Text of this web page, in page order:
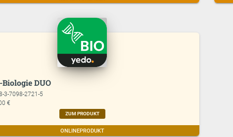
Biologie DUO
3-7098-2721-5
€
ZUM PRODUKT
ONLINEPRODUKT